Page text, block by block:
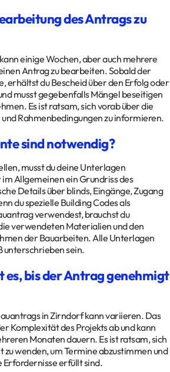
des Antrags zu
einige Wochen, aber auch mehrere
Antrag zu bearbeiten. Sobald der
erhältst du Bescheid über den Erfolg oder
musst gegebenfalls Mängel beseitigen
Es ist ratsam, sich vorab über die
Rahmenbedingungen zu informieren.
sind notwendig?
musst du deine Unterlagen
Allgemeinen ein Grundriss des
Details über blinds, Eingänge, Zugang
du spezielle Building Codes als
verwendest, brauchst du
verwendeten Materialien und den
der Bauarbeiten. Alle Unterlagen
unterschrieben sein.
es, bis der Antrag genehmigt
in Zirndorf kann variieren. Das
Komplexität des Projekts ab und kann
Monaten dauern. Es ist ratsam, sich
zu wenden, um Termine abzustimmen und
Erfordernisse erfüllt sind.